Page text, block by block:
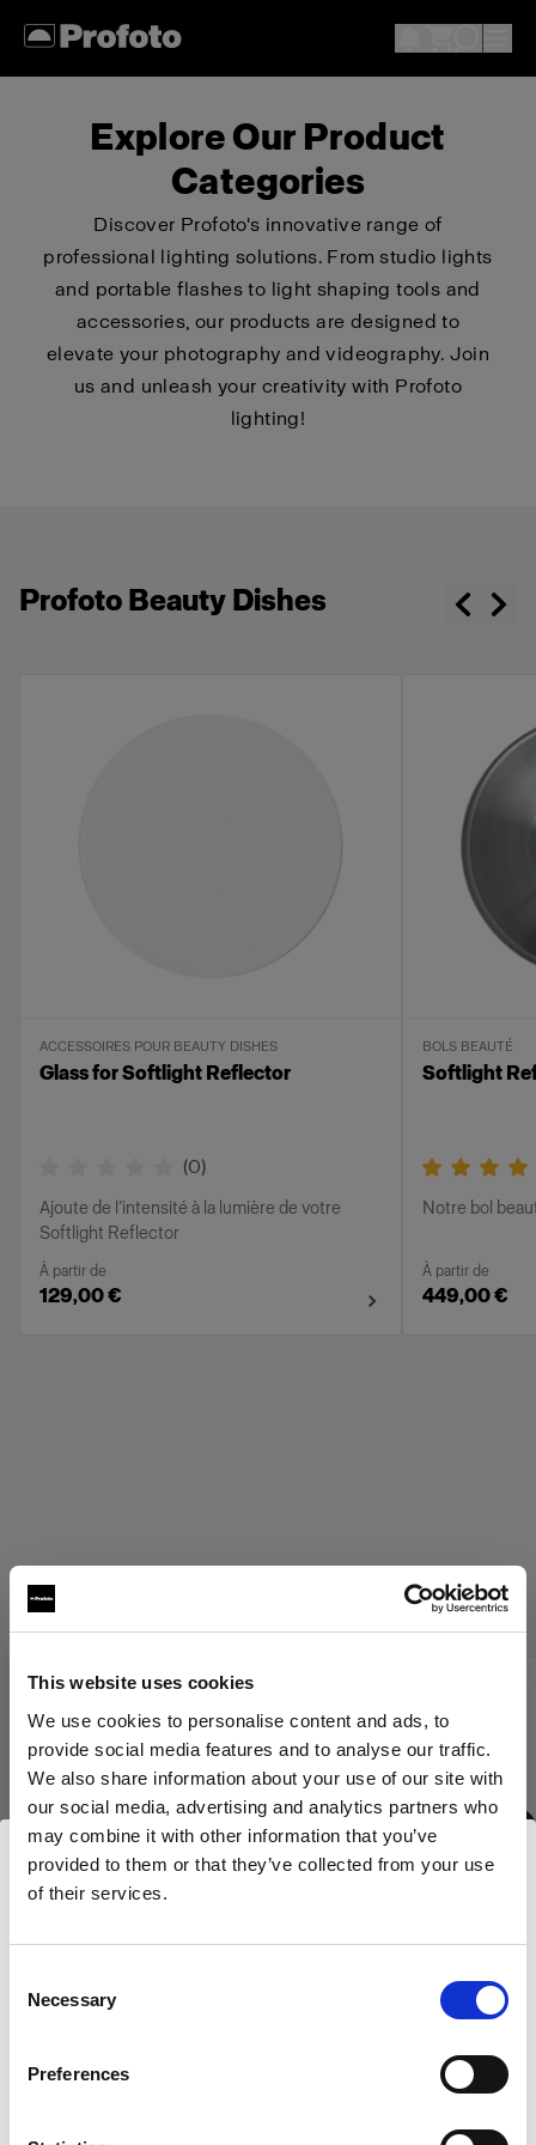
This website uses cookies
We use cookies to personalise content and ads, to
provide social media features and to analyse our traffic.
We also share information about your use of our site with
our social media, advertising and analytics partners who
may combine it with other information that you’ve
provided to them or that they’ve collected from your use
of their services.
Selection
Necessary
Preferences
Nouspensons
Romania
Explore Our Product
Categories
Discover Profoto's innovative range of
professional lighting solutions. From studio lights
and portable flashes to light shaping tools and
accessories, our products are designed to
elevate your photography and videography. Join
us and unleash your creativity with Profoto
lighting!
Profoto Beauty Dishes
ACCESSOIRES POUR BEAUTY DISHES
Glass for Softlight Reflector
(0)
Ajoute de l’intensité à la lumière de votre
Softlight Reflector
À partir de
129,00 €
BOLS BEAUTÉ
Softlight
Notre bol
À partir de
449,00 €
Profoto Grids
OCF II Grid